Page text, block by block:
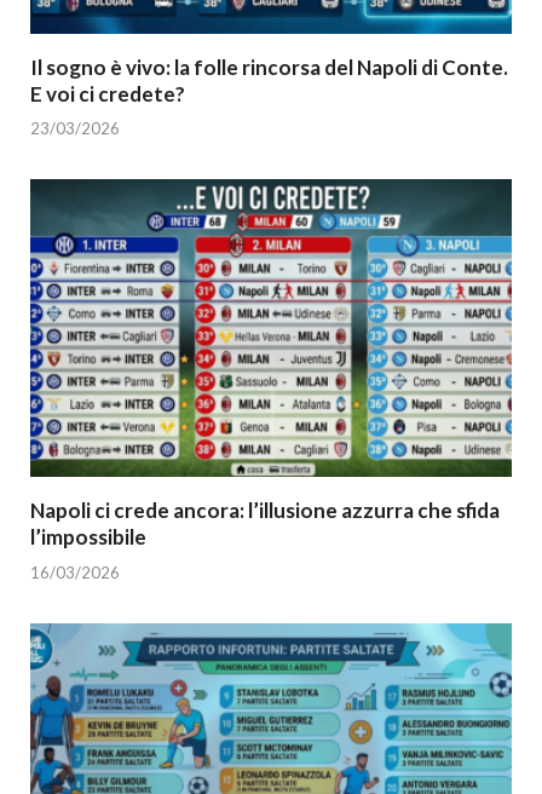
Il sogno è vivo: la folle rincorsa del Napoli di Conte.
E voi ci credete?
23/03/2026
Napoli ci crede ancora: l’illusione azzurra che sfida
l’impossibile
16/03/2026